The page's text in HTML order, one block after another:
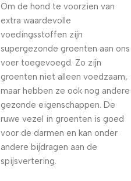
Om de hond te voorzien van
extra waardevolle
voedingsstoffen zijn
supergezonde groenten aan ons
voer toegevoegd. Zo zijn
groenten niet alleen voedzaam,
maar hebben ze ook nog andere
gezonde eigenschappen. De
ruwe vezel in groenten is goed
voor de darmen en kan onder
andere bijdragen aan de
spijsvertering.